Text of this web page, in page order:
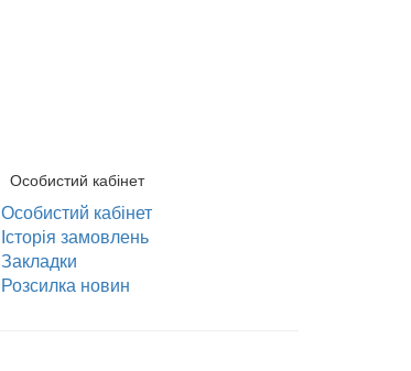
Особистий кабінет
Особистий кабінет
Історія замовлень
Закладки
Розсилка новин